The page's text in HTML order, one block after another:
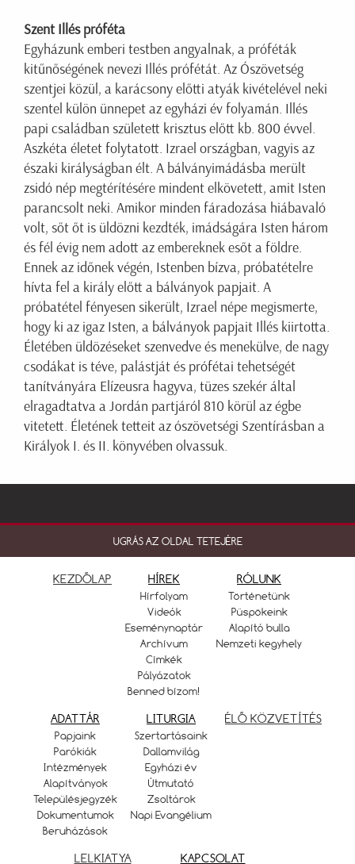
Szent Illés próféta
Egyházunk emberi testben angyalnak, a próféták
kitűnőségének nevezi Illés prófétát. Az Ószövetség
szentjei közül, a karácsony előtti atyák kivételével neki
szentel külön ünnepet az egyházi év folyamán. Illés
papi családban született krisztus előtt kb. 800 évvel.
Aszkéta életet folytatott. Izrael országban, vagyis az
északi királyságban élt. A bálványimádásba merült
zsidó nép megtérítésére mindent elkövetett, amit Isten
parancsolt neki. Amikor minden fáradozása hiábavaló
volt, sőt őt is üldözni kezdték, imádságára Isten három
és fél évig nem adott az embereknek esőt a földre.
Ennek az időnek végén, Istenben bízva, próbatételre
hívta fel a király előtt a bálványok papjait. A
próbatétel fényesen sikerült, Izrael népe megismerte,
hogy ki az igaz Isten, a bálványok papjait Illés kiirtotta.
Életében üldözéseket szenvedve és menekülve, de nagy
csodákat is téve, palástját és prófétai tehetségét
tanítványára Elízeusra hagyva, tüzes szekér által
elragadtatva a Jordán partjáról 810 körül az égbe
vitetett. Életének tetteit az ószövetségi Szentírásban a
Királyok I. és II. könyvében olvassuk.
UGRÁS AZ OLDAL TETEJÉRE
KEZDŐLAP HÍREK
Hírfolyam
Videók
Eseménynaptár
Archívum
Címkék
Pályázatok
Benned bízom!
RÓLUNK
Történetünk
Püspökeink
Alapító bulla
Nemzeti kegyhely
ADATTÁR
Papjaink
Parókiák
Intézmények
Alapítványok
Településjegyzék
Dokumentumok
Beruházások
LITURGIA
Szertartásaink
Dallamvilág
Egyházi év
Útmutató
Zsoltárok
Napi Evangélium
ÉLŐ KÖZVETÍTÉS
LELKIATYA KAPCSOLAT